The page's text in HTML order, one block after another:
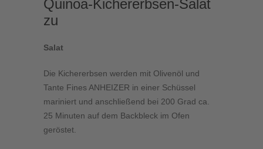
Quinoa-Kichererbsen-Salat
zu
Salat
Die Kichererbsen werden mit Olivenöl und
Tante Fines ANHEIZER in einer Schüssel
mariniert und anschließend bei 200 Grad ca.
25 Minuten auf dem Backbleck im Ofen
geröstet.